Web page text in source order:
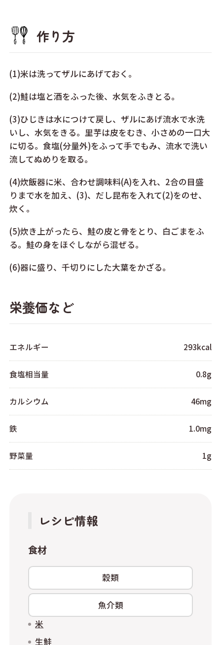
作り方
(1)米は洗ってザルにあげておく。
(2)鮭は塩と酒をふった後、水気をふきとる。
(3)ひじきは水につけて戻し、ザルにあげ流水で水洗
いし、水気をきる。里芋は皮をむき、小さめの一口大
に切る。食塩(分量外)をふって手でもみ、流水で洗い
流してぬめりを取る。
(4)炊飯器に米、合わせ調味料(A)を入れ、2合の目盛
りまで水を加え、(3)、だし昆布を入れて(2)をのせ、
炊く。
(5)炊き上がったら、鮭の皮と骨をとり、白ごまをふ
る。鮭の身をほぐしながら混ぜる。
(6)器に盛り、千切りにした大葉をかざる。
栄養価など
エネルギー 293kcal
食塩相当量 0.8g
カルシウム 46mg
鉄 1.0mg
野菜量 1g
レシピ情報
食材
穀類
魚介類
米
生鮭